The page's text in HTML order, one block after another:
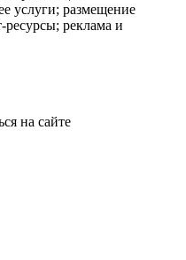
услуги; размещение
ресурсы; реклама и
на сайте